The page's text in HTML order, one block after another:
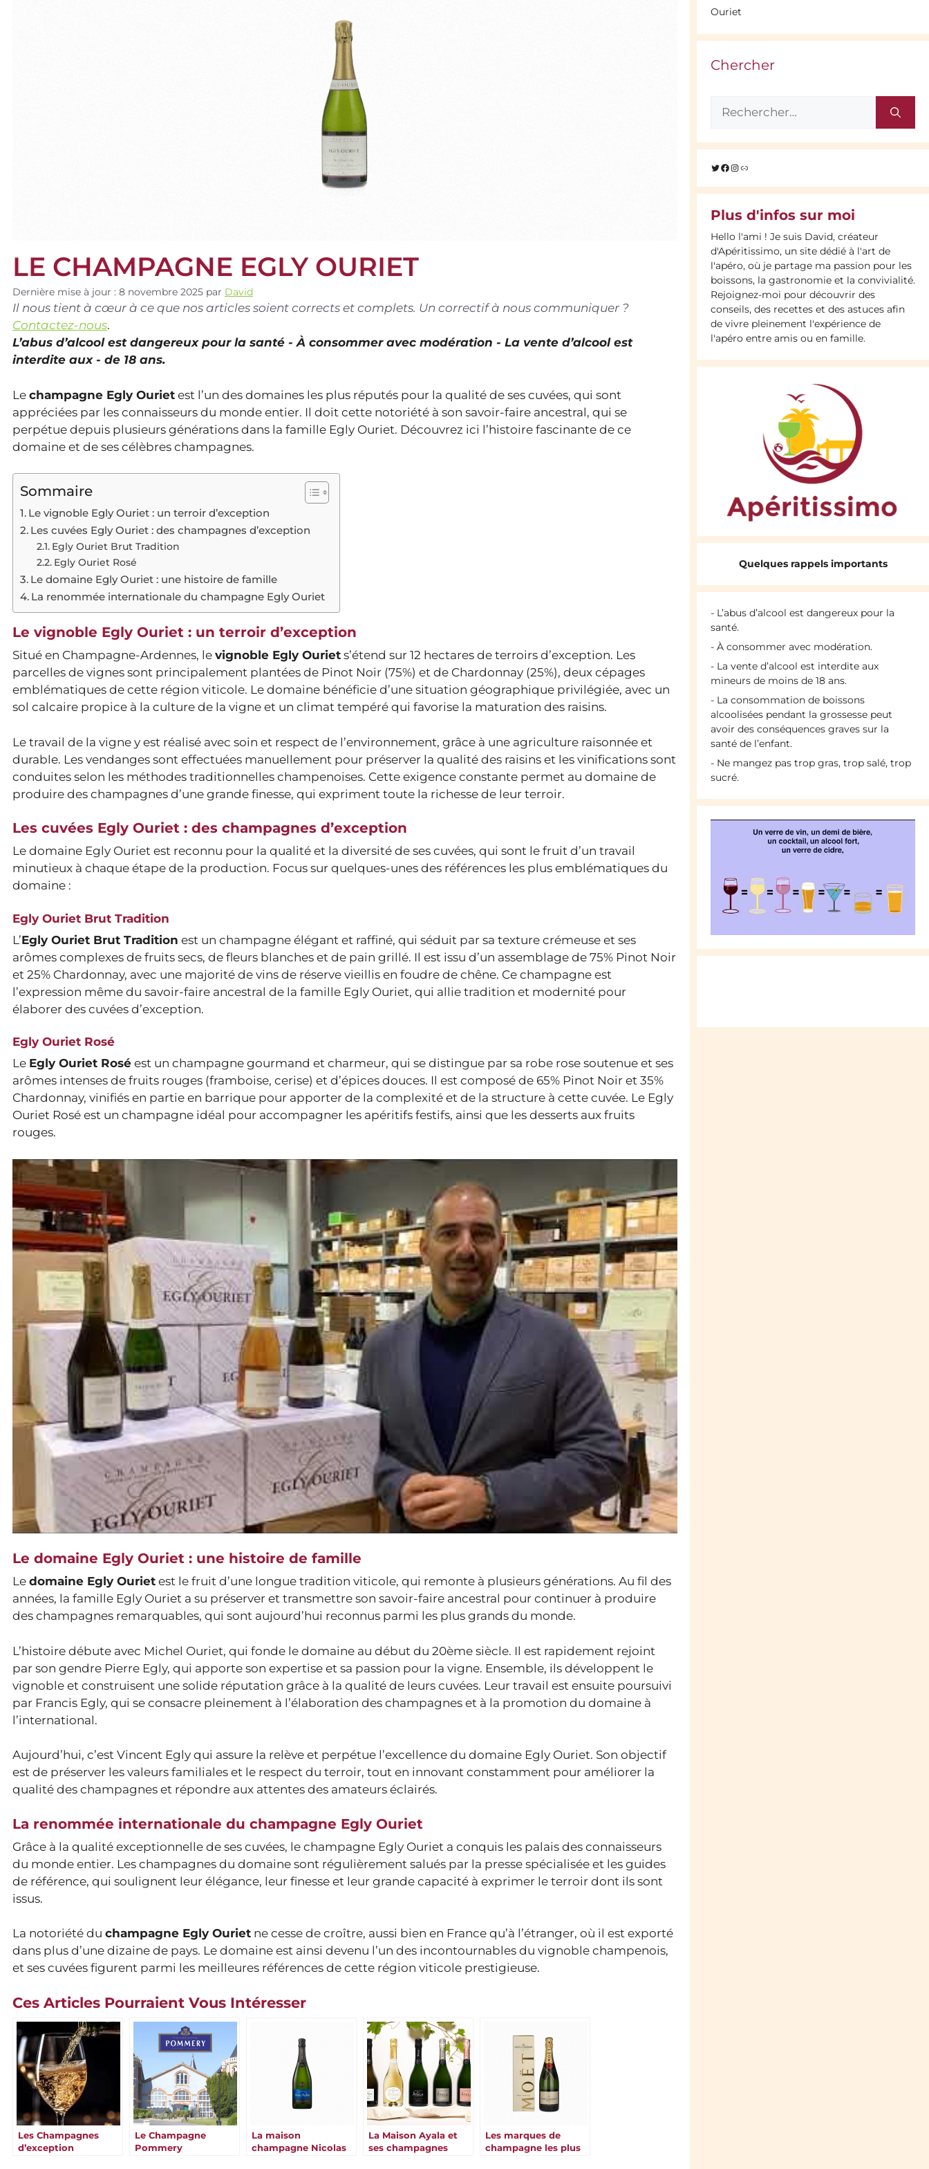
LE CHAMPAGNE EGLY OURIET
Dernière mise à jour : 8 novembre 2025 par David
Il nous tient à cœur à ce que nos articles soient corrects et complets. Un correctif à nous communiquer ?
Contactez-nous.
L’abus d’alcool est dangereux pour la santé - À consommer avec modération - La vente d’alcool est
interdite aux - de 18 ans.
Le champagne Egly Ouriet est l’un des domaines les plus réputés pour la qualité de ses cuvées, qui sont
appréciées par les connaisseurs du monde entier. Il doit cette notoriété à son savoir-faire ancestral, qui se
perpétue depuis plusieurs générations dans la famille Egly Ouriet. Découvrez ici l’histoire fascinante de ce
domaine et de ses célèbres champagnes.
Sommaire
Le vignoble Egly Ouriet : un terroir d’exception
Les cuvées Egly Ouriet : des champagnes d’exception
Egly Ouriet Brut Tradition
Egly Ouriet Rosé
Le domaine Egly Ouriet : une histoire de famille
La renommée internationale du champagne Egly Ouriet
Le vignoble Egly Ouriet : un terroir d’exception
Situé en Champagne-Ardennes, le vignoble Egly Ouriet s’étend sur 12 hectares de terroirs d’exception. Les
parcelles de vignes sont principalement plantées de Pinot Noir (75%) et de Chardonnay (25%), deux cépages
emblématiques de cette région viticole. Le domaine bénéficie d’une situation géographique privilégiée, avec un
sol calcaire propice à la culture de la vigne et un climat tempéré qui favorise la maturation des raisins.
Le travail de la vigne y est réalisé avec soin et respect de l’environnement, grâce à une agriculture raisonnée et
durable. Les vendanges sont effectuées manuellement pour préserver la qualité des raisins et les vinifications sont
conduites selon les méthodes traditionnelles champenoises. Cette exigence constante permet au domaine de
produire des champagnes d’une grande finesse, qui expriment toute la richesse de leur terroir.
Les cuvées Egly Ouriet : des champagnes d’exception
Le domaine Egly Ouriet est reconnu pour la qualité et la diversité de ses cuvées, qui sont le fruit d’un travail
minutieux à chaque étape de la production. Focus sur quelques-unes des références les plus emblématiques du
domaine :
Egly Ouriet Brut Tradition
L’Egly Ouriet Brut Tradition est un champagne élégant et raffiné, qui séduit par sa texture crémeuse et ses
arômes complexes de fruits secs, de fleurs blanches et de pain grillé. Il est issu d’un assemblage de 75% Pinot Noir
et 25% Chardonnay, avec une majorité de vins de réserve vieillis en foudre de chêne. Ce champagne est
l’expression même du savoir-faire ancestral de la famille Egly Ouriet, qui allie tradition et modernité pour
élaborer des cuvées d’exception.
Egly Ouriet Rosé
Le Egly Ouriet Rosé est un champagne gourmand et charmeur, qui se distingue par sa robe rose soutenue et ses
arômes intenses de fruits rouges (framboise, cerise) et d’épices douces. Il est composé de 65% Pinot Noir et 35%
Chardonnay, vinifiés en partie en barrique pour apporter de la complexité et de la structure à cette cuvée. Le Egly
Ouriet Rosé est un champagne idéal pour accompagner les apéritifs festifs, ainsi que les desserts aux fruits
rouges.
Le domaine Egly Ouriet : une histoire de famille
Le domaine Egly Ouriet est le fruit d’une longue tradition viticole, qui remonte à plusieurs générations. Au fil des
années, la famille Egly Ouriet a su préserver et transmettre son savoir-faire ancestral pour continuer à produire
des champagnes remarquables, qui sont aujourd’hui reconnus parmi les plus grands du monde.
L’histoire débute avec Michel Ouriet, qui fonde le domaine au début du 20ème siècle. Il est rapidement rejoint
par son gendre Pierre Egly, qui apporte son expertise et sa passion pour la vigne. Ensemble, ils développent le
vignoble et construisent une solide réputation grâce à la qualité de leurs cuvées. Leur travail est ensuite poursuivi
par Francis Egly, qui se consacre pleinement à l’élaboration des champagnes et à la promotion du domaine à
l’international.
Aujourd’hui, c’est Vincent Egly qui assure la relève et perpétue l’excellence du domaine Egly Ouriet. Son objectif
est de préserver les valeurs familiales et le respect du terroir, tout en innovant constamment pour améliorer la
qualité des champagnes et répondre aux attentes des amateurs éclairés.
La renommée internationale du champagne Egly Ouriet
Grâce à la qualité exceptionnelle de ses cuvées, le champagne Egly Ouriet a conquis les palais des connaisseurs
du monde entier. Les champagnes du domaine sont régulièrement salués par la presse spécialisée et les guides
de référence, qui soulignent leur élégance, leur finesse et leur grande capacité à exprimer le terroir dont ils sont
issus.
La notoriété du champagne Egly Ouriet ne cesse de croître, aussi bien en France qu’à l’étranger, où il est exporté
dans plus d’une dizaine de pays. Le domaine est ainsi devenu l’un des incontournables du vignoble champenois,
et ses cuvées figurent parmi les meilleures références de cette région viticole prestigieuse.
Ces Articles Pourraient Vous Intéresser
Les Champagnes
d’exception
Le Champagne
Pommery
La maison
champagne Nicolas
La Maison Ayala et
ses champagnes
Les marques de
champagne les plus
Ouriet
Chercher
Rechercher :
Twitter
Facebook
Instagram
Lien
Plus d'infos sur moi
Hello l'ami ! Je suis David, créateur
d'Apéritissimo, un site dédié à l'art de
l'apéro, où je partage ma passion pour les
boissons, la gastronomie et la convivialité.
Rejoignez-moi pour découvrir des
conseils, des recettes et des astuces afin
de vivre pleinement l'expérience de
l'apéro entre amis ou en famille.
Quelques rappels importants
- L’abus d’alcool est dangereux pour la
santé.
- À consommer avec modération.
- La vente d’alcool est interdite aux
mineurs de moins de 18 ans.
- La consommation de boissons
alcoolisées pendant la grossesse peut
avoir des conséquences graves sur la
santé de l’enfant.
- Ne mangez pas trop gras, trop salé, trop
sucré.